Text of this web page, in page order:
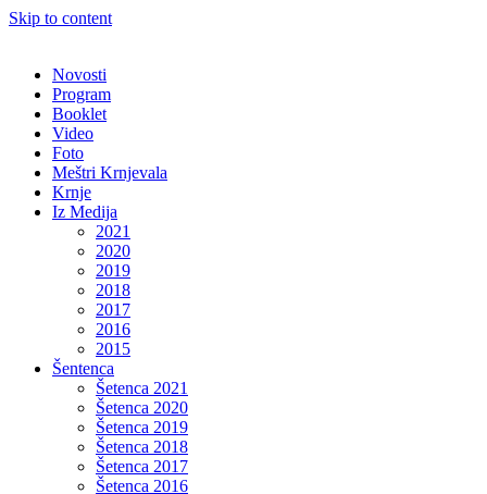
Skip to content
Novosti
Program
Booklet
Video
Foto
Meštri Krnjevala
Krnje
Iz Medija
2021
2020
2019
2018
2017
2016
2015
Šentenca
Šetenca 2021
Šetenca 2020
Šetenca 2019
Šetenca 2018
Šetenca 2017
Šetenca 2016